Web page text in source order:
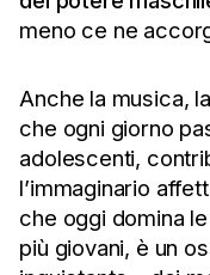
meno ce ne
Anche la musica,
che ogni giorno
adolescenti,
l’immaginario
che oggi domina
più giovani, è un